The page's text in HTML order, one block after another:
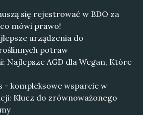
się rejestrować w BDO za
mówi prawo!
urządzenia do
potraw
Najlepsze AGD dla Wegan, Które
- kompleksowe wsparcie w
Klucz do zrównoważonego